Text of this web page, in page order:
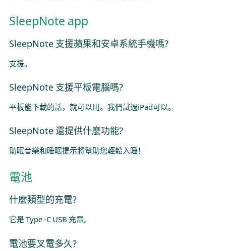
SleepNote app
SleepNote 支援蘋果和安卓系統手機嗎?
支援。
SleepNote 支援平板電腦嗎?
平板能下載的話，就可以用。我們試過iPad可以。
SleepNote 還提供什麼功能?
助眠音樂和睡眠提示將幫助您輕鬆入睡！
電池
什麼類型的充電?
它是 Type -C USB 充電。
電池要叉電多久?